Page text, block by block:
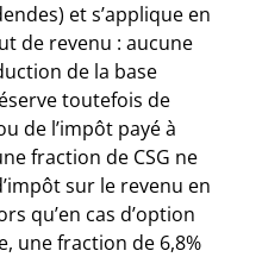
et s’applique en
de revenu : aucune
de la base
toutefois de
de l’impôt payé à
fraction de CSG ne
sur le revenu en
qu’en cas d’option
une fraction de 6,8%